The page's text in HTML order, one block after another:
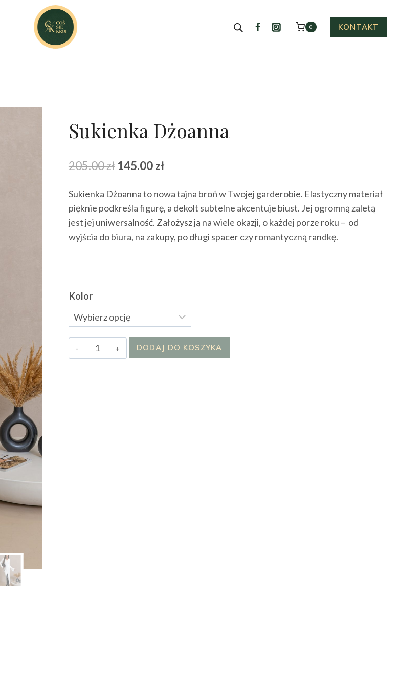
0 KONTAKT
Sukienka Dżoanna
205.00zł Pierwotna
wynosiła:
205.00 zł.
145.00złAktualna
wynosi:
145.00 zł.
Sukienka Dżoanna to nowa tajna broń w Twojej garderobie. Elastyczny materiał
pięknie podkreśla figurę, a dekolt subtelne akcentuje biust. Jej ogromną zaletą
jest jej uniwersalność. Założysz ją na wiele okazji, o każdej porze roku – od
wyjścia do biura, na zakupy, po długi spacer czy romantyczną randkę.
Kolor
ilość
Sukienka
DODAJ DO KOSZYKA